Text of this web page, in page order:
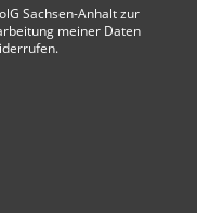
Sachsen-Anhaltzur
meiner Daten